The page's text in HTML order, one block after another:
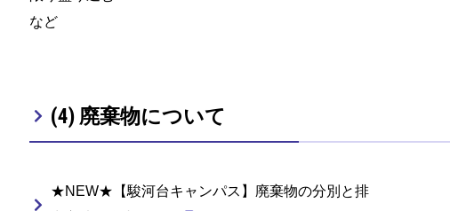
など
(4) 廃棄物について
★NEW★【駿河台キャンパス】廃棄物の分別と排